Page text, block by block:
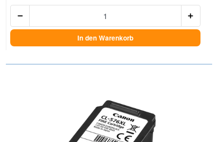
In den Warenkorb